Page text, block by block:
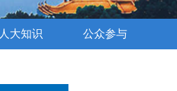
人大知识 公众参与